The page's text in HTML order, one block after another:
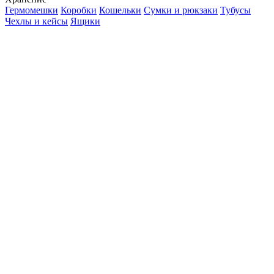
Гермомешки Коробки Кошельки Сумки и рюкзаки Тубусы
Чехлы и кейсы Ящики